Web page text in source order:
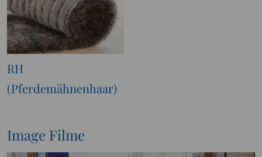
RH
(Pferdemähnenhaar)
Image Filme